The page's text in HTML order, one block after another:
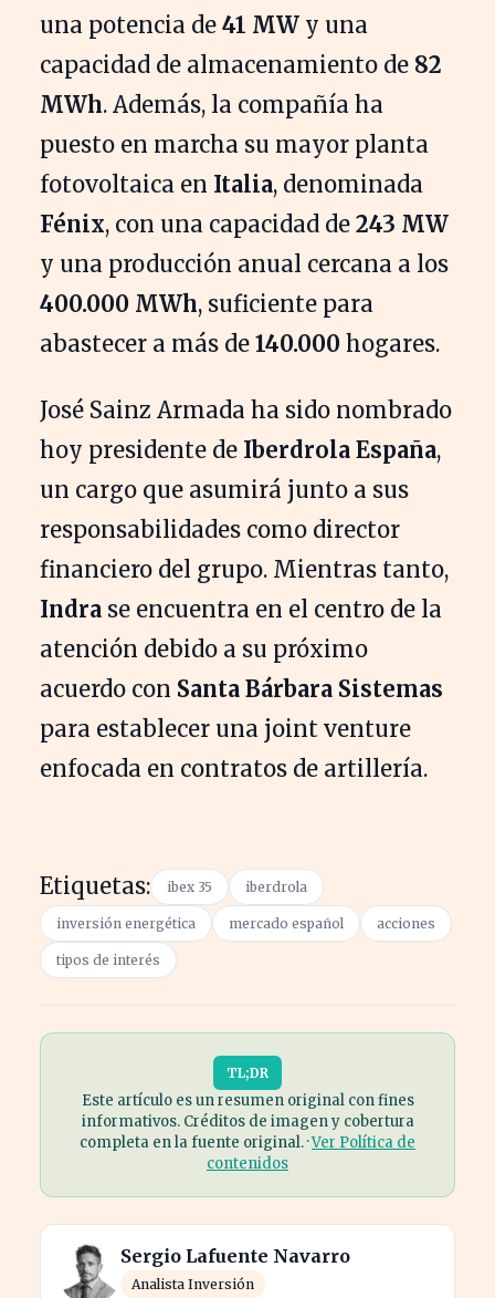
una potencia de 41 MW y una
capacidad de almacenamiento de 82
MWh. Además, la compañía ha
puesto en marcha su mayor planta
fotovoltaica en Italia, denominada
Fénix, con una capacidad de 243 MW
y una producción anual cercana a los
400.000 MWh, suficiente para
abastecer a más de 140.000 hogares.
José Sainz Armada ha sido nombrado
hoy presidente de Iberdrola España,
un cargo que asumirá junto a sus
responsabilidades como director
financiero del grupo. Mientras tanto,
Indra se encuentra en el centro de la
atención debido a su próximo
acuerdo con Santa Bárbara Sistemas
para establecer una joint venture
enfocada en contratos de artillería.
Etiquetas: ibex 35 iberdrola
inversión energética mercado español acciones
tipos de interés
TL;DR
Este artículo es un resumen original con fines
informativos. Créditos de imagen y cobertura
completa en la fuente original. ·Ver Política de
contenidos
Sergio Lafuente Navarro
Analista Inversión